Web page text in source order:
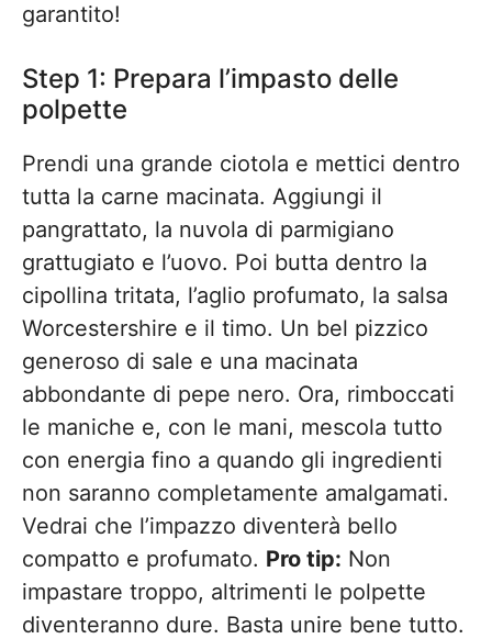
garantito!
Step 1: Prepara l’impasto delle
polpette
Prendi una grande ciotola e mettici dentro
tutta la carne macinata. Aggiungi il
pangrattato, la nuvola di parmigiano
grattugiato e l’uovo. Poi butta dentro la
cipollina tritata, l’aglio profumato, la salsa
Worcestershire e il timo. Un bel pizzico
generoso di sale e una macinata
abbondante di pepe nero. Ora, rimboccati
le maniche e, con le mani, mescola tutto
con energia fino a quando gli ingredienti
non saranno completamente amalgamati.
Vedrai che l’impazzo diventerà bello
compatto e profumato. Pro tip: Non
impastare troppo, altrimenti le polpette
diventeranno dure. Basta unire bene tutto.